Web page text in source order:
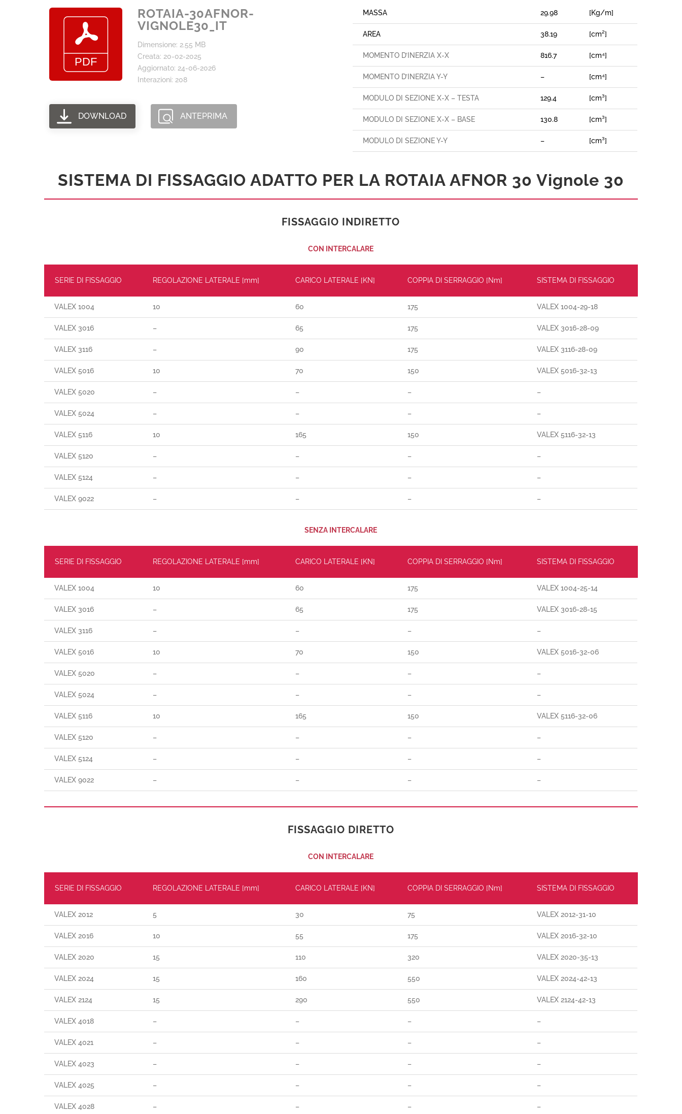
ROTAIA-30AFNOR-
VIGNOLE30_IT
Dimensione: 2.55 MB
Creata: 20-02-2025
Aggiornato: 24-06-2026
Interazioni: 208
DOWNLOAD ANTEPRIMA
MASSA 29.98 [Kg/m]
AREA 38.19 [cm²]
MOMENTO D’INERZIA X-X 816.7 [cm⁴]
MOMENTO D’INERZIA Y-Y – [cm⁴]
MODULO DI SEZIONE X-X – TESTA 129.4 [cm³]
MODULO DI SEZIONE X-X – BASE 130.8 [cm³]
MODULO DI SEZIONE Y-Y – [cm³]
SISTEMA DI FISSAGGIO ADATTO PER LA ROTAIA AFNOR 30 Vignole 30
FISSAGGIO INDIRETTO
CON INTERCALARE
SERIE DI FISSAGGIO REGOLAZIONE LATERALE [mm] CARICO LATERALE [KN] COPPIA DI SERRAGGIO [Nm] SISTEMA DI FISSAGGIO
VALEX 1004 10 60 175 VALEX 1004-29-18
VALEX 3016 – 65 175 VALEX 3016-28-09
VALEX 3116 – 90 175 VALEX 3116-28-09
VALEX 5016 10 70 150 VALEX 5016-32-13
VALEX 5020 – – – –
VALEX 5024 – – – –
VALEX 5116 10 165 150 VALEX 5116-32-13
VALEX 5120 – – – –
VALEX 5124 – – – –
VALEX 9022 – – – –
SENZA INTERCALARE
SERIE DI FISSAGGIO REGOLAZIONE LATERALE [mm] CARICO LATERALE [KN] COPPIA DI SERRAGGIO [Nm] SISTEMA DI FISSAGGIO
VALEX 1004 10 60 175 VALEX 1004-25-14
VALEX 3016 – 65 175 VALEX 3016-28-15
VALEX 3116 – – – –
VALEX 5016 10 70 150 VALEX 5016-32-06
VALEX 5020 – – – –
VALEX 5024 – – – –
VALEX 5116 10 165 150 VALEX 5116-32-06
VALEX 5120 – – – –
VALEX 5124 – – – –
VALEX 9022 – – – –
FISSAGGIO DIRETTO
CON INTERCALARE
SERIE DI FISSAGGIO REGOLAZIONE LATERALE [mm] CARICO LATERALE [KN] COPPIA DI SERRAGGIO [Nm] SISTEMA DI FISSAGGIO
VALEX 2012 5 30 75 VALEX 2012-31-10
VALEX 2016 10 55 175 VALEX 2016-32-10
VALEX 2020 15 110 320 VALEX 2020-35-13
VALEX 2024 15 160 550 VALEX 2024-42-13
VALEX 2124 15 290 550 VALEX 2124-42-13
VALEX 4018 – – – –
VALEX 4021 – – – –
VALEX 4023 – – – –
VALEX 4025 – – – –
VALEX 4028 – – – –